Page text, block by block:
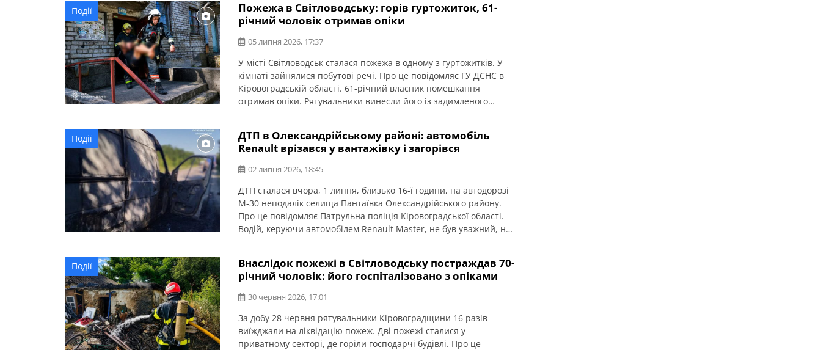
54-річний чоловік, житель селища Знам’янка Друга
Кропивницького […]
Події
Пожежа в Світловодську: горів гуртожиток, 61-
річний чоловік отримав опіки
05 липня 2026, 17:37
У місті Світловодськ сталася пожежа в одному з гуртожитків. У
кімнаті зайнялися побутові речі. Про це повідомляє ГУ ДСНС в
Кіровоградській області. 61-річний власник помешкання
отримав опіки. Рятувальники винесли його із задимленого
Події
ДТП в Олександрійському районі: автомобіль
Renault врізався у вантажівку і загорівся
02 липня 2026, 18:45
ДТП сталася вчора, 1 липня, близько 16-ї години, на автодорозі
М-30 неподалік селища Пантаївка Олександрійського району.
Про це повідомляє Патрульна поліція Кіровоградської області.
Водій, керуючи автомобілем Renault Master, не був уважний, не
зіткнення з вантажним транспортним засобом MAN з
напівпричепом, […]
Події
Внаслідок пожежі в Світловодську постраждав 70-
річний чоловік: його госпіталізовано з опіками
30 червня 2026, 17:01
За добу 28 червня рятувальники Кіровоградщини 16 разів
виїжджали на ліквідацію пожеж. Дві пожежі сталися у
приватному секторі, де горіли господарчі будівлі. Про це